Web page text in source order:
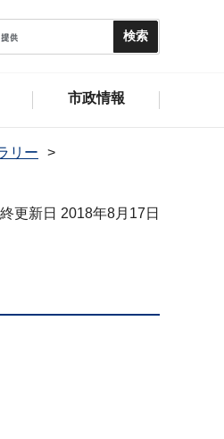
市政情報
リー
更新日 2018年8月17日